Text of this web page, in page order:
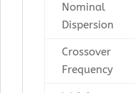
Nominal
Dispersion
Crossover
Frequency